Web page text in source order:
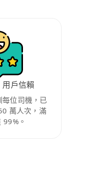
用戶信賴
位司機，已
萬人次，滿
99%。